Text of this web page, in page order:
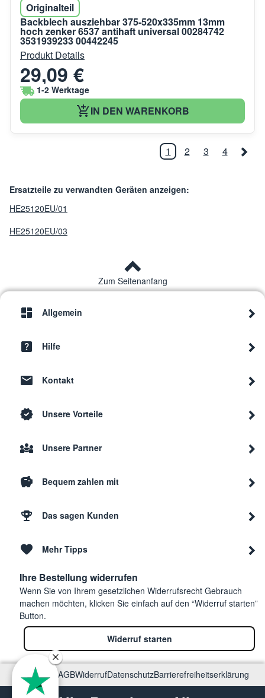
Originalteil
Backblech ausziehbar 375-520x335mm 13mm
hoch zenker 6537 antihaft universal 00284742
3531939233 00442245
Produkt Details
29,09 €
1-2 Werktage
IN DEN WARENKORB
1 2 3 4
Ersatzteile zu verwandten Geräten anzeigen:
HE25120EU/01
HE25120EU/03
Zum Seitenanfang
Allgemein
Hilfe
Kontakt
Unsere Vorteile
Unsere Partner
Bequem zahlen mit
Das sagen Kunden
Mehr Tipps
Ihre Bestellung widerrufen
Wenn Sie von Ihrem gesetzlichen Widerrufsrecht Gebrauch
machen möchten, klicken Sie einfach auf den “Widerruf starten”
Button.
Widerruf starten
ImpressumAGBWiderrufDatenschutzBarrierefreiheitserklärung